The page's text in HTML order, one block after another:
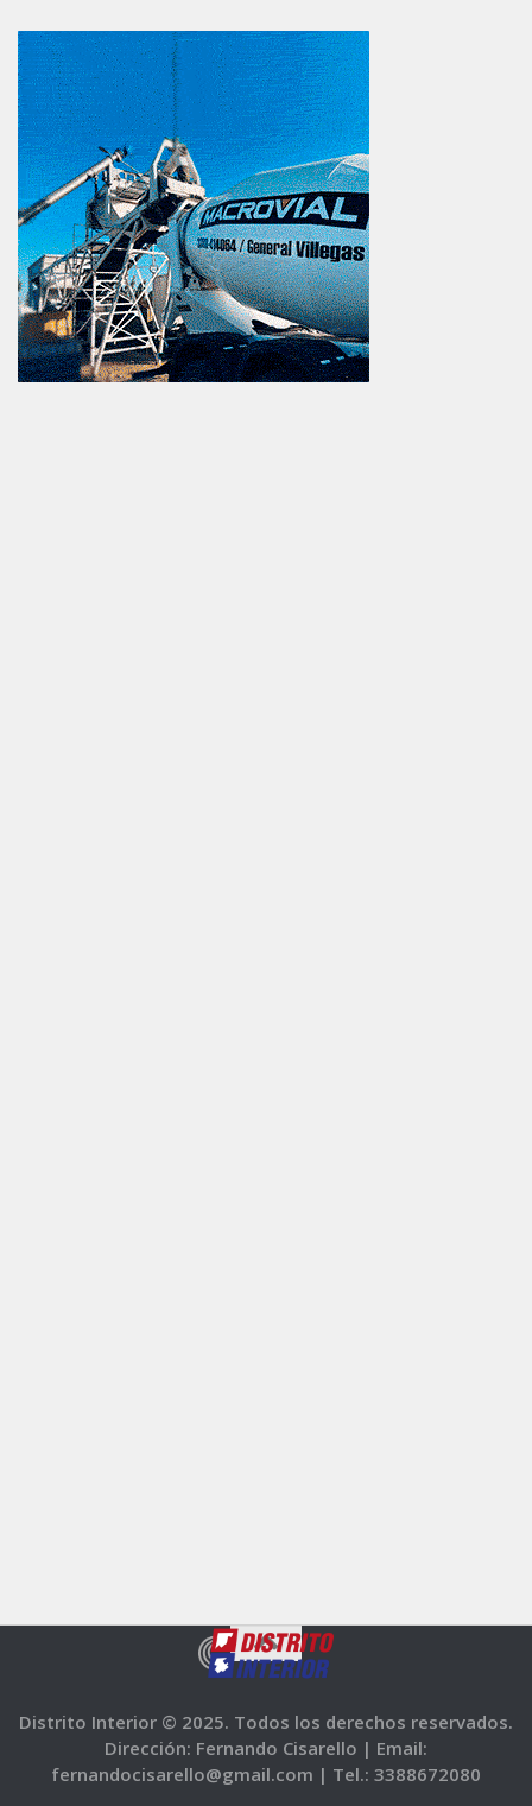
Distrito Interior © 2025. Todos los derechos reservados.
Dirección: Fernando Cisarello | Email:
fernandocisarello@gmail.com | Tel.: 3388672080